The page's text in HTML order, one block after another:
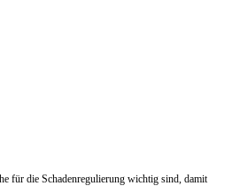
für die Schadenregulierung wichtig sind, damit